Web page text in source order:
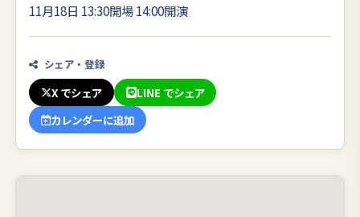
11月18日 13:30開場 14:00開演
シェア・登録
X でシェア
LINE でシェア
カレンダーに追加